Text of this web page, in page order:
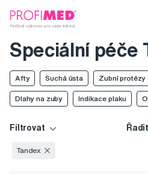
Speciální péče
Afty Suchá ústa Zubní protézy
Dlahy na zuby Indikace plaku
Filtrovat
Tandex